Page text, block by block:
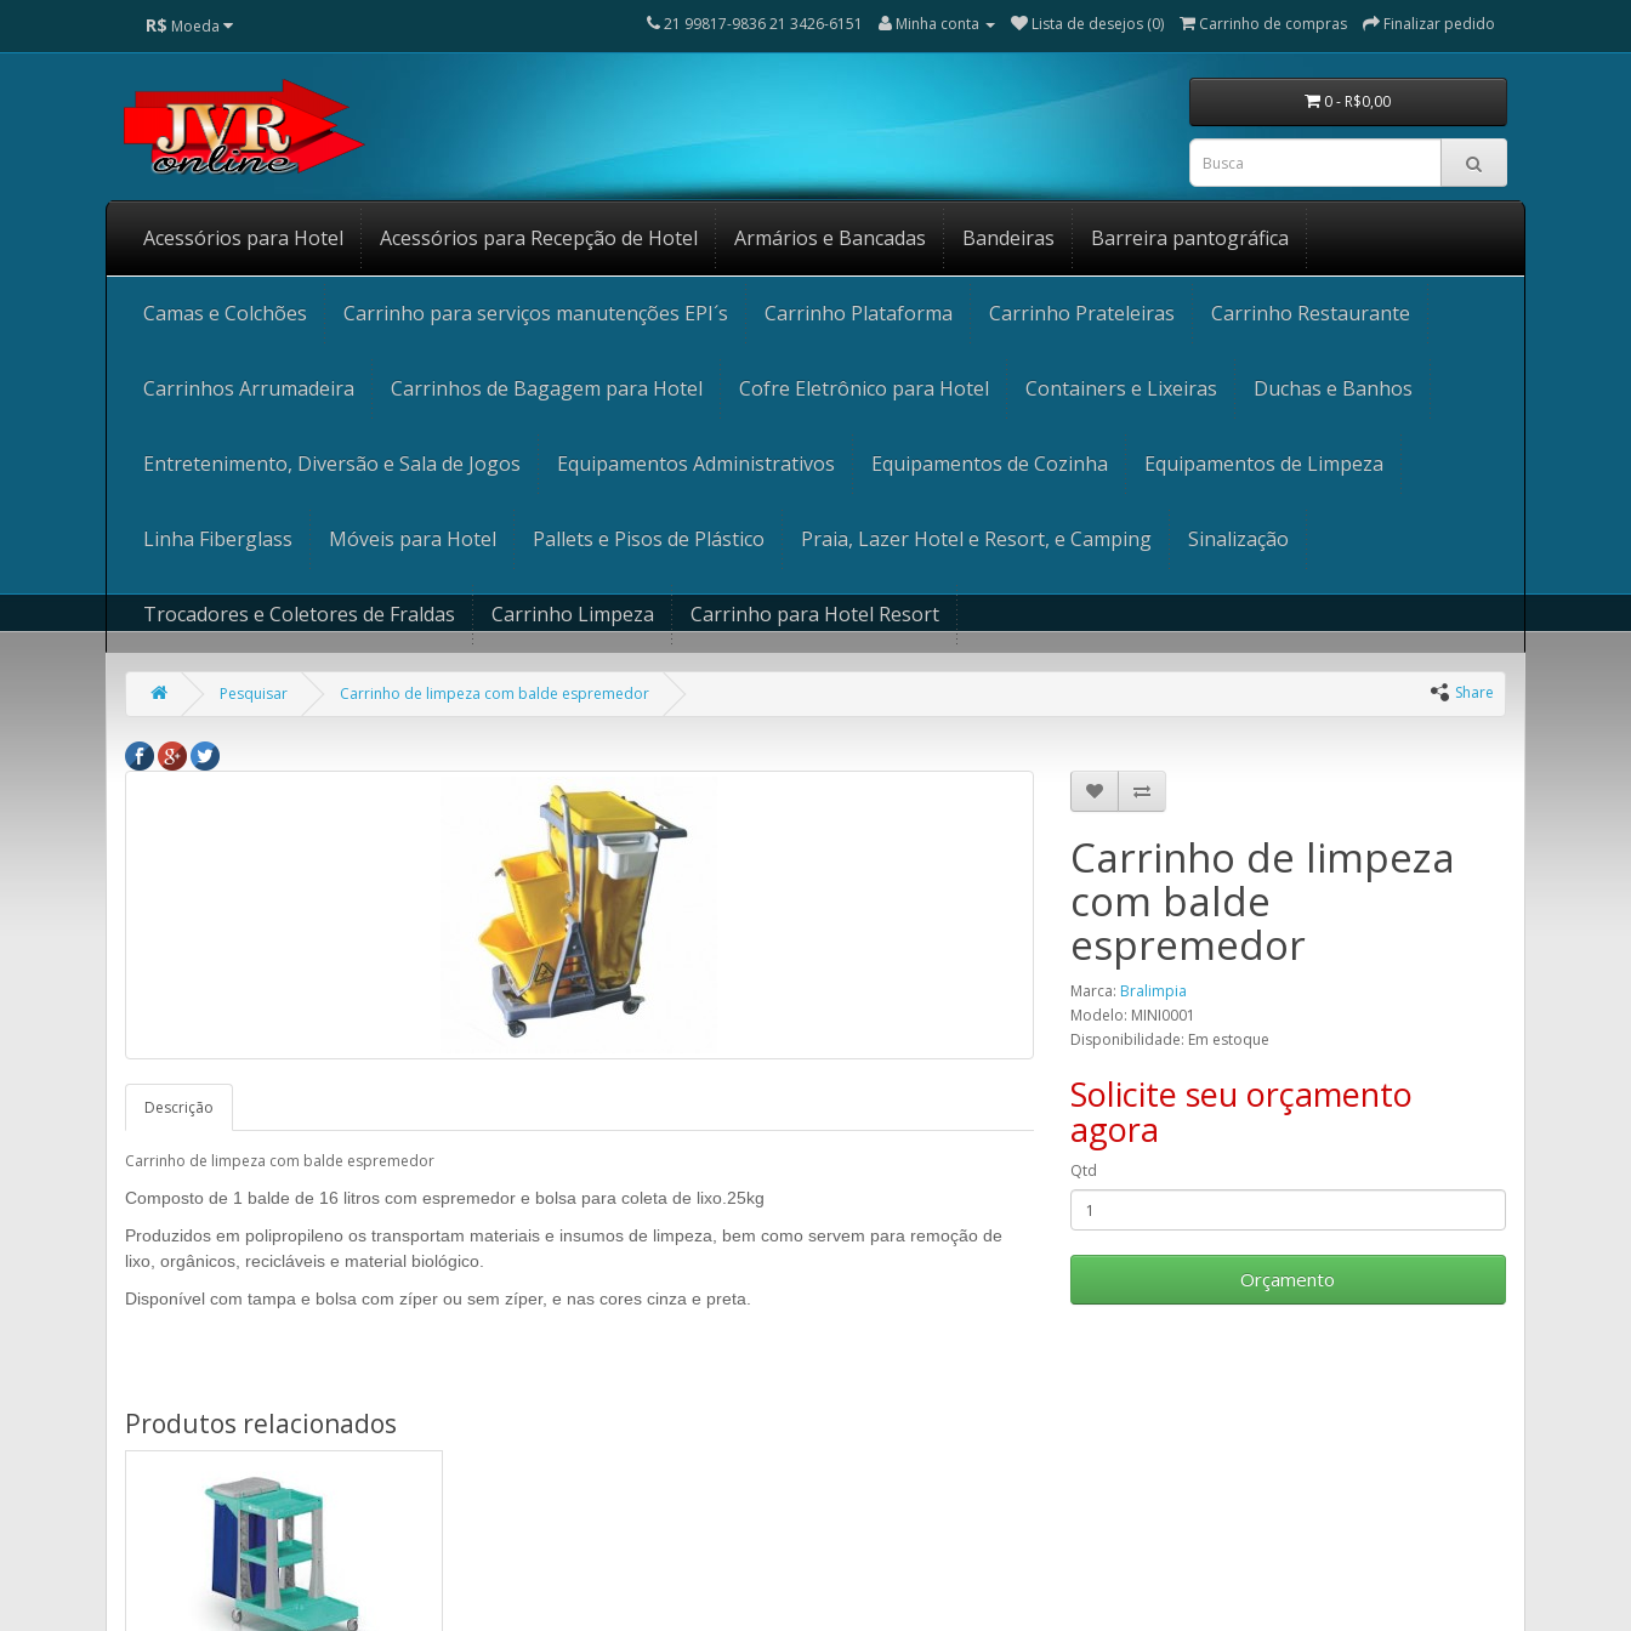
R$ Moeda 21 99817-9836 21 3426-6151 Minha conta Lista de desejos (0) Carrinho de compras Finalizar pedido
0 - R$0,00
Acessórios para Hotel Acessórios para Recepção de Hotel Armários e Bancadas Bandeiras Barreira pantográfica
Camas e Colchões Carrinho para serviços manutenções EPI´s Carrinho Plataforma Carrinho Prateleiras Carrinho Restaurante
Carrinhos Arrumadeira Carrinhos de Bagagem para Hotel Cofre Eletrônico para Hotel Containers e Lixeiras Duchas e Banhos
Entretenimento, Diversão e Sala de Jogos Equipamentos Administrativos Equipamentos de Cozinha Equipamentos de Limpeza
Linha Fiberglass Móveis para Hotel Pallets e Pisos de Plástico Praia, Lazer Hotel e Resort, e Camping Sinalização
Trocadores e Coletores de Fraldas Carrinho Limpeza Carrinho para Hotel Resort
Share
Pesquisar Carrinho de limpeza com balde espremedor
Descrição
Carrinho de limpeza com balde espremedor
Composto de 1 balde de 16 litros com espremedor e bolsa para coleta de lixo.25kg
Produzidos em polipropileno os transportam materiais e insumos de limpeza, bem como servem para remoção de
lixo, orgânicos, recicláveis e material biológico.
Disponível com tampa e bolsa com zíper ou sem zíper, e nas cores cinza e preta.
Carrinho de limpeza
com balde
espremedor
Marca: Bralimpia
Modelo: MINI0001
Disponibilidade: Em estoque
Solicite seu orçamento
agora
Qtd
Orçamento
Produtos relacionados